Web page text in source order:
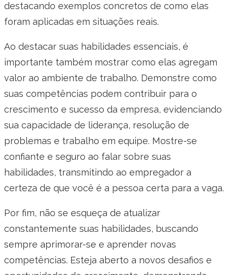
destacando exemplos concretos de como elas
foram aplicadas em situações reais.
Ao destacar suas habilidades essenciais, é
importante também mostrar como elas agregam
valor ao ambiente de trabalho. Demonstre como
suas competências podem contribuir para o
crescimento e sucesso da empresa, evidenciando
sua capacidade de liderança, resolução de
problemas e trabalho em equipe. Mostre-se
confiante e seguro ao falar sobre suas
habilidades, transmitindo ao empregador a
certeza de que você é a pessoa certa para a vaga.
Por fim, não se esqueça de atualizar
constantemente suas habilidades, buscando
sempre aprimorar-se e aprender novas
competências. Esteja aberto a novos desafios e